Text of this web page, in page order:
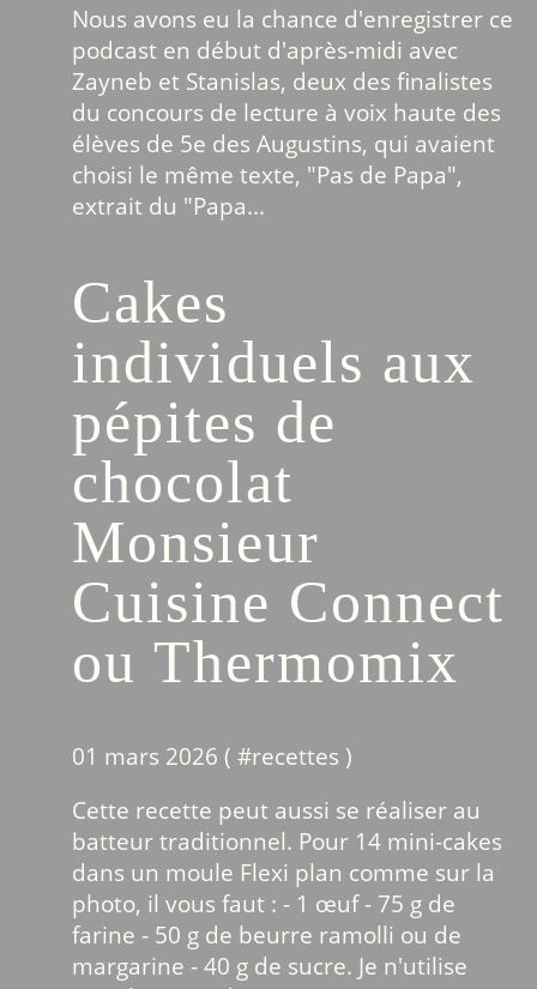
Nous avons eu la chance d'enregistrer ce
podcast en début d'après-midi avec
Zayneb et Stanislas, deux des finalistes
du concours de lecture à voix haute des
élèves de 5e des Augustins, qui avaient
choisi le même texte, "Pas de Papa",
extrait du "Papa...
Cakes
individuels aux
pépites de
chocolat
Monsieur
Cuisine Connect
ou Thermomix
01 mars 2026 ( #recettes )
Cette recette peut aussi se réaliser au
batteur traditionnel. Pour 14 mini-cakes
dans un moule Flexi plan comme sur la
photo, il vous faut : - 1 œuf - 75 g de
farine - 50 g de beurre ramolli ou de
margarine - 40 g de sucre. Je n'utilise